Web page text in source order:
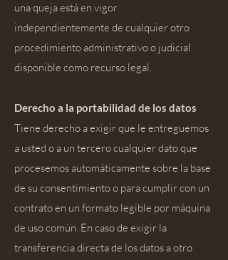
una queja está en vigor
independientemente de cualquier otro
procedimiento administrativo o judicial
disponible como recurso legal.
Derecho a la portabilidad de los datos
Tiene derecho a exigir que le entreguemos
a usted o a un tercero cualquier dato que
procesemos automáticamente sobre la base
de su consentimiento o para cumplir con un
contrato en un formato legible por máquina
de uso común. En caso de exigir la
transferencia directa de los datos a otro